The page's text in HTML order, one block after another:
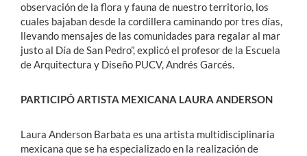
observación de la flora y fauna de nuestro territorio, los
cuales bajaban desde la cordillera caminando por tres días,
llevando mensajes de las comunidades para regalar al mar
justo al Día de San Pedro”, explicó el profesor de la Escuela
de Arquitectura y Diseño PUCV, Andrés Garcés.
PARTICIPÓ ARTISTA MEXICANA LAURA ANDERSON
Laura Anderson Barbata es una artista multidisciplinaria
mexicana que se ha especializado en la realización de